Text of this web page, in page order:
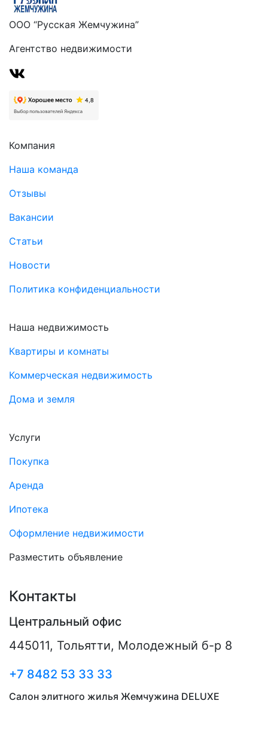
ООО “Русская Жемчужина”
Агентство недвижимости
Компания
Наша команда
Отзывы
Вакансии
Статьи
Новости
Политика конфиденциальности
Наша недвижимость
Квартиры и комнаты
Коммерческая недвижимость
Дома и земля
Услуги
Покупка
Аренда
Ипотека
Оформление недвижимости
Разместить объявление
Контакты
Центральный офис
445011, Тольятти, Молодежный б-р 8
+7 8482 53 33 33
Салон элитного жилья Жемчужина DELUXE